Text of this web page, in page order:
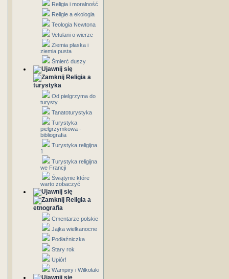
Religia i moralność
Religie a ekologia
Teologia Newtona
Vetulani o wierze
Ziemia płaska i
ziemia pusta
Śmierć duszy
Religia a
turystyka
Od pielgrzyma do
turysty
Tanatoturystyka
Turystyka
pielgrzymkowa -
bibliografia
Turystyka religijna
1
Turystyka religijna
we Francji
Świątynie które
warto zobaczyć
Religia a
etnografia
Cmentarze polskie
Jajka wielkanocne
Podłaźniczka
Stary rok
Upiór!
Wampiry i Wilkołaki